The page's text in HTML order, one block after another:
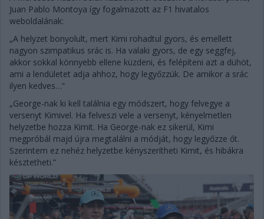
Juan Pablo Montoya így fogalmazott az F1 hivatalos
weboldalának:
„A helyzet bonyolult, mert Kimi rohadtul gyors, és emellett
nagyon szimpatikus srác is. Ha valaki gyors, de egy seggfej,
akkor sokkal könnyebb ellene küzdeni, és felépíteni azt a dühöt,
ami a lendületet adja ahhoz, hogy legyőzzük. De amikor a srác
ilyen kedves…”
„George-nak ki kell találnia egy módszert, hogy felvegye a
versenyt Kimivel. Ha felveszi vele a versenyt, kényelmetlen
helyzetbe hozza Kimit. Ha George-nak ez sikerül, Kimi
megpróbál majd újra megtalálni a módját, hogy legyőzze őt.
Szerintem ez nehéz helyzetbe kényszerítheti Kimit, és hibákra
késztetheti.”